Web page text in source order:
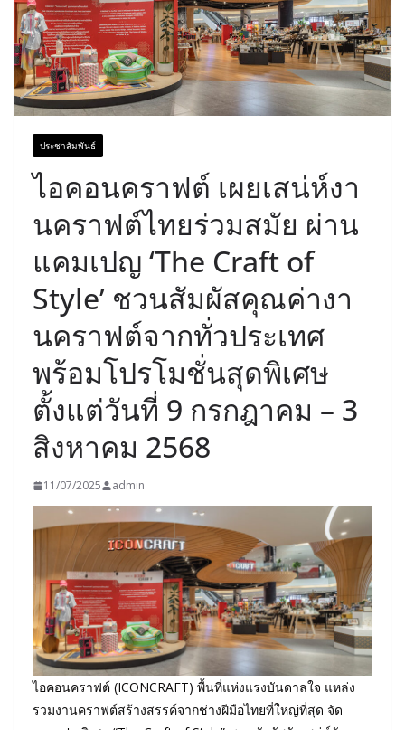
ประชาสัมพันธ์
ไอคอนคราฟต์ เผยเสน่ห์งา
นคราฟต์ไทยร่วมสมัย ผ่าน
แคมเปญ ‘The Craft of
Style’ ชวนสัมผัสคุณค่างา
นคราฟต์จากทั่วประเทศ
พร้อมโปรโมชั่นสุดพิเศษ
ตั้งแต่วันที่ 9 กรกฎาคม – 3
สิงหาคม 2568
11/07/2025 admin
ไอคอนคราฟต์ (ICONCRAFT) พื้นที่แห่งแรงบันดาลใจ แหล่ง
รวมงานคราฟต์สร้างสรรค์จากช่างฝีมือไทยที่ใหญ่ที่สุด จัด